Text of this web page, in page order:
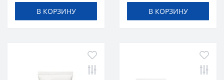
В КОРЗИНУ В КОРЗИНУ